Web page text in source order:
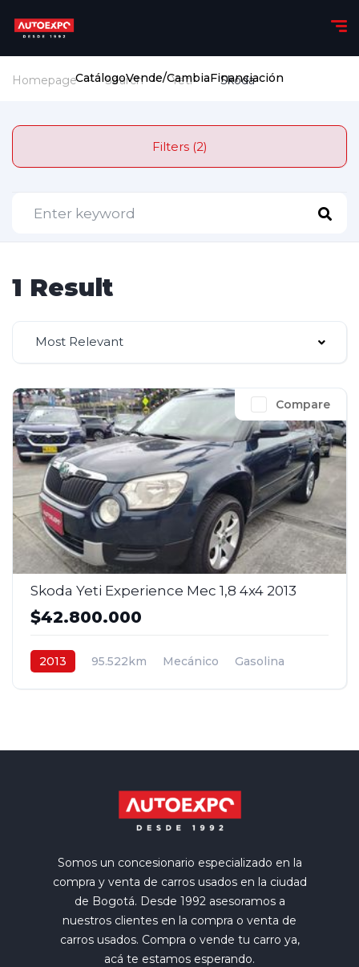
CatálogoVende/CambiaFinanciación
Homepage Search Yeti Skoda
Filters (2)
1 Result
Most Relevant
Compare
Skoda Yeti Experience Mec 1,8 4x4 2013
$42.800.000
2013 95.522km Mecánico
Gasolina
Somos un concesionario especializado en la
compra y venta de carros usados en la ciudad
de Bogotá. Desde 1992 asesoramos a
nuestros clientes en la compra o venta de
carros usados. Compra o vende tu carro ya,
acá te estamos esperando.